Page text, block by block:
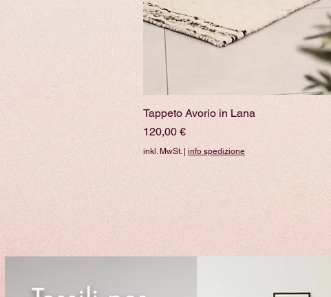
Schnellansicht
Tappeto Avorio in Lana
Preis
120,00 €
inkl. MwSt.| info spedizione